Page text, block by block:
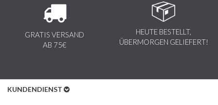
GRATIS VERSAND
AB 75€
HEUTE BESTELLT,
ÜBERMORGEN GELIEFERT!
KUNDENDIENST